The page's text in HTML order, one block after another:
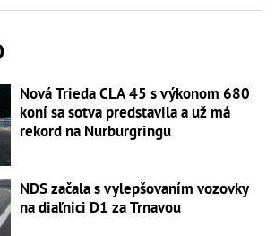
Nová Trieda CLA 45 s výkonom 680
koní sa sotva predstavila a už má
rekord na Nurburgringu
NDS začala s vylepšovaním vozovky
na diaľnici D1 za Trnavou